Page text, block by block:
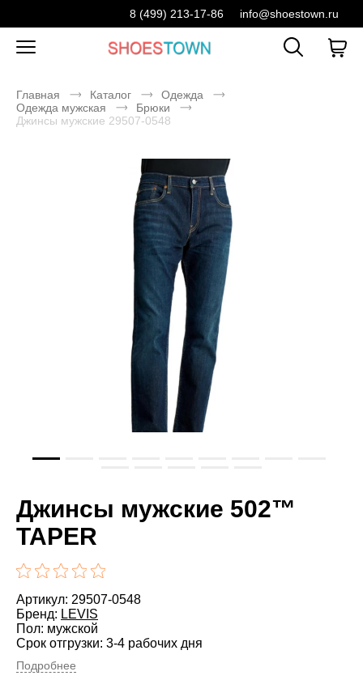
8 (499) 213-17-86 info@shoestown.ru
Главная Каталог
Одежда
Одежда мужская
Брюки
Джинсы мужские 29507-0548
Джинсы мужские 502™
TAPER
Артикул: 29507-0548
Бренд: LEVIS
Пол: мужской
Срок отгрузки: 3-4 рабочих дня
Подробнее